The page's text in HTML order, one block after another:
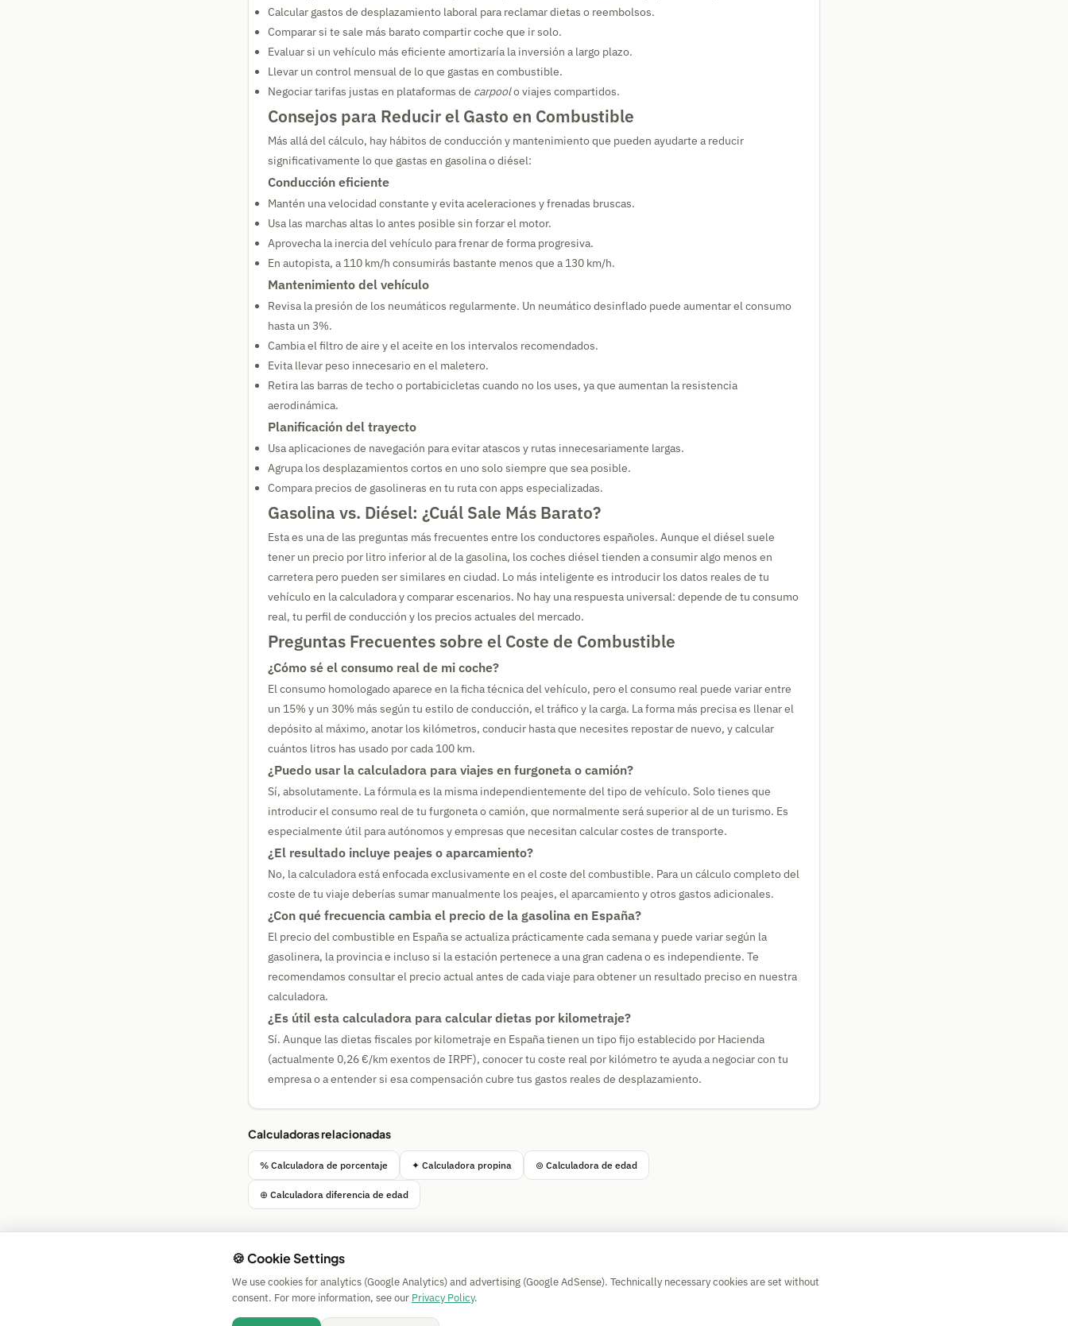
Calcular gastos de desplazamiento laboral para reclamar dietas o reembolsos.
Comparar si te sale más barato compartir coche que ir solo.
Evaluar si un vehículo más eficiente amortizaría la inversión a largo plazo.
Llevar un control mensual de lo que gastas en combustible.
Negociar tarifas justas en plataformas de carpoolo viajes compartidos.
Consejos para Reducir el Gasto en Combustible
Más allá del cálculo, hay hábitos de conducción y mantenimiento que pueden ayudarte a reducir
significativamente lo que gastas en gasolina o diésel:
Conducción eficiente
Mantén una velocidad constante y evita aceleraciones y frenadas bruscas.
Usa las marchas altas lo antes posible sin forzar el motor.
Aprovecha la inercia del vehículo para frenar de forma progresiva.
En autopista, a 110 km/h consumirás bastante menos que a 130 km/h.
Mantenimiento del vehículo
Revisa la presión de los neumáticos regularmente. Un neumático desinflado puede aumentar el consumo
hasta un 3%.
Cambia el filtro de aire y el aceite en los intervalos recomendados.
Evita llevar peso innecesario en el maletero.
Retira las barras de techo o portabicicletas cuando no los uses, ya que aumentan la resistencia
aerodinámica.
Planificación del trayecto
Usa aplicaciones de navegación para evitar atascos y rutas innecesariamente largas.
Agrupa los desplazamientos cortos en uno solo siempre que sea posible.
Compara precios de gasolineras en tu ruta con apps especializadas.
Gasolina vs. Diésel: ¿Cuál Sale Más Barato?
Esta es una de las preguntas más frecuentes entre los conductores españoles. Aunque el diésel suele
tener un precio por litro inferior al de la gasolina, los coches diésel tienden a consumir algo menos en
carretera pero pueden ser similares en ciudad. Lo más inteligente es introducir los datos reales de tu
vehículo en la calculadora y comparar escenarios. No hay una respuesta universal: depende de tu consumo
real, tu perfil de conducción y los precios actuales del mercado.
Preguntas Frecuentes sobre el Coste de Combustible
¿Cómo sé el consumo real de mi coche?
El consumo homologado aparece en la ficha técnica del vehículo, pero el consumo real puede variar entre
un 15% y un 30% más según tu estilo de conducción, el tráfico y la carga. La forma más precisa es llenar el
depósito al máximo, anotar los kilómetros, conducir hasta que necesites repostar de nuevo, y calcular
cuántos litros has usado por cada 100 km.
¿Puedo usar la calculadora para viajes en furgoneta o camión?
Sí, absolutamente. La fórmula es la misma independientemente del tipo de vehículo. Solo tienes que
introducir el consumo real de tu furgoneta o camión, que normalmente será superior al de un turismo. Es
especialmente útil para autónomos y empresas que necesitan calcular costes de transporte.
¿El resultado incluye peajes o aparcamiento?
No, la calculadora está enfocada exclusivamente en el coste del combustible. Para un cálculo completo del
coste de tu viaje deberías sumar manualmente los peajes, el aparcamiento y otros gastos adicionales.
¿Con qué frecuencia cambia el precio de la gasolina en España?
El precio del combustible en España se actualiza prácticamente cada semana y puede variar según la
gasolinera, la provincia e incluso si la estación pertenece a una gran cadena o es independiente. Te
recomendamos consultar el precio actual antes de cada viaje para obtener un resultado preciso en nuestra
calculadora.
¿Es útil esta calculadora para calcular dietas por kilometraje?
Sí. Aunque las dietas fiscales por kilometraje en España tienen un tipo fijo establecido por Hacienda
(actualmente 0,26 €/km exentos de IRPF), conocer tu coste real por kilómetro te ayuda a negociar con tu
empresa o a entender si esa compensación cubre tus gastos reales de desplazamiento.
Calculadoras relacionadas
% Calculadora de porcentaje ✦ Calculadora propina ⊚ Calculadora de edad
⊕ Calculadora diferencia de edad
Impressum
| Privacy | Terms |
🍪 Cookies
🍪 Cookie Settings
We use cookies for analytics (Google Analytics) and advertising (Google AdSense). Technically necessary cookies are set without
consent. For more information, see our Privacy Policy.